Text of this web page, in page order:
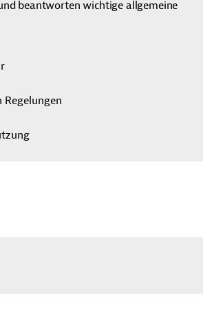
beantworten wichtige allgemeine